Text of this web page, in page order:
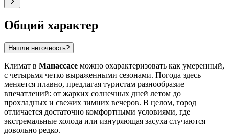
Общий характер
Нашли неточность?
Климат в Манассасе можно охарактеризовать как умеренный,
с четырьмя четко выраженными сезонами. Погода здесь
меняется плавно, предлагая туристам разнообразие
впечатлений: от жарких солнечных дней летом до
прохладных и свежих зимних вечеров. В целом, город
отличается достаточно комфортными условиями, где
экстремальные холода или изнуряющая засуха случаются
довольно редко.